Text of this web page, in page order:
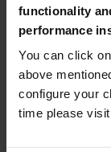
functionality
performance
You can click
above
configure your
time please
avec un même
Modulaire,
119,99 € Prix